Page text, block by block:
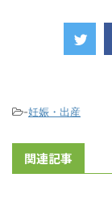
-妊娠・出産
関連記事